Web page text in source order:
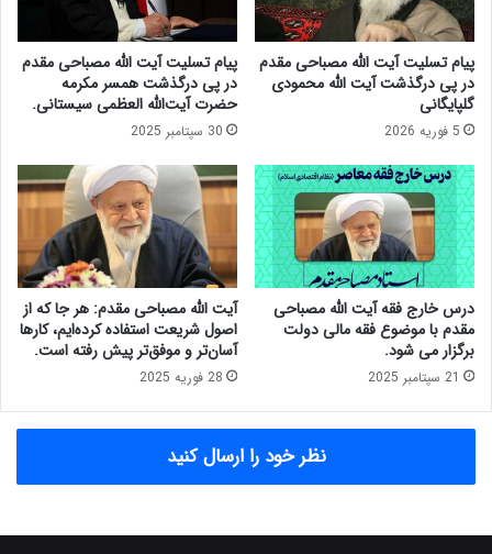
ن
ا
و
ر
ی‌
ه
ا
ی
ن
و
پ
ا
س
ت
،
ن
ی
ن
ذ
د
ا
ر
ع
ل
م
ا
ی
ا
ه
ل
س
ن
ت
ک
ش
ر
م
و
پیام تسلیت آیت الله مصباحی مقدم
در پی درگذشت آیت الله محمودی
گلپایگانی
5 فوریه 2026
پیام تسلیت آیت الله مصباحی مقدم
در پی درگذشت همسر مکرمه
حضرت آیت‌الله العظمی سیستانی.
30 سپتامبر 2025
درس خارج فقه آیت الله مصباحی
مقدم با موضوع فقه مالی دولت
برگزار می شود.
21 سپتامبر 2025
آیت الله مصباحی مقدم: هر جا که از
اصول شریعت استفاده کرده‌ایم، کارها
آسان‌تر و موفق‌تر پیش رفته است.
28 فوریه 2025
نظر خود را ارسال کنید